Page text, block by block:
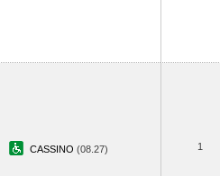
CASSINO (08.27) 1